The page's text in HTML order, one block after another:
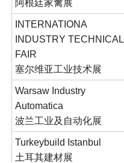
阿根廷家禽展
INTERNATIONA
INDUSTRY TECHNICAL
FAIR
塞尔维亚工业技术展
Warsaw Industry
Automatica
波兰工业及自动化展
Turkeybuild Istanbul
土耳其建材展